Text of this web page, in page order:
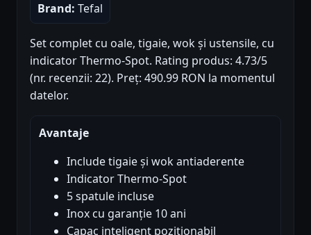
Brand: Tefal
Set complet cu oale, tigaie, wok și ustensile, cu
indicator Thermo-Spot. Rating produs: 4.73/5
(nr. recenzii: 22). Preț: 490.99 RON la momentul
datelor.
Avantaje
Include tigaie și wok antiaderente
Indicator Thermo-Spot
5 spatule incluse
Inox cu garanție 10 ani
Capac inteligent pozitionabil